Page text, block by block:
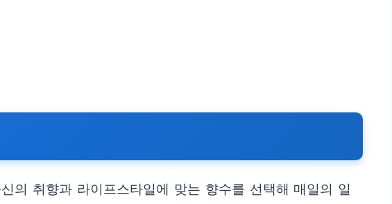
의 취향과 라이프스타일에 맞는 향수를 선택해 매일의 일